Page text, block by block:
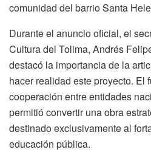
comunidad del barrio Santa
Durante el anuncio oficial, el
Cultura del Tolima, Andrés
destacó la importancia de la
hacer realidad este proyecto. El
cooperación entre entidades
permitió convertir una obra
destinado exclusivamente al
educación pública.